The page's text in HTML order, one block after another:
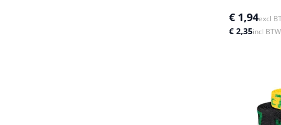
€ 1,94excl
€ 2,35incl BTW